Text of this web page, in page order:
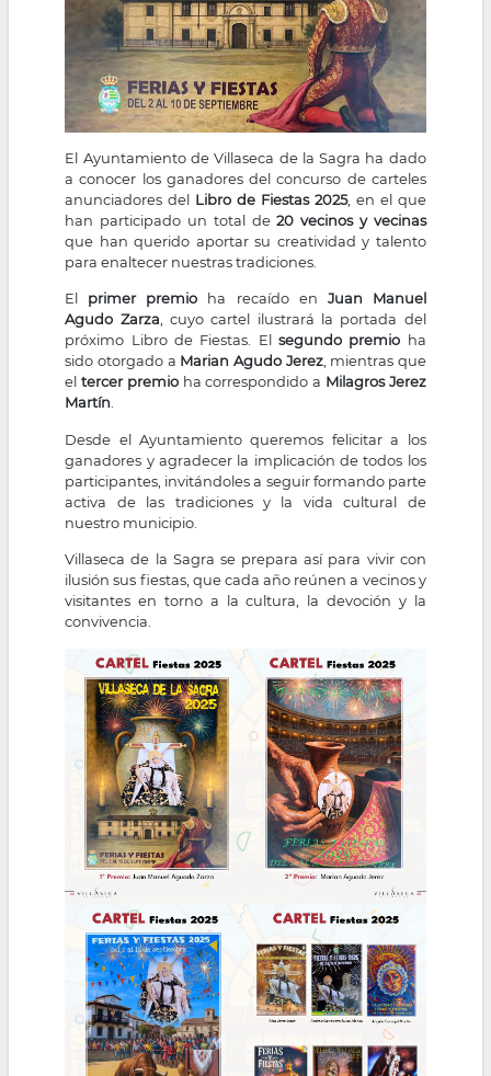
El Ayuntamiento de Villaseca de la Sagra ha dado
a conocer los ganadores del concurso de carteles
anunciadores del Libro de Fiestas 2025, en el que
han participado un total de20 vecinos y vecinas
que han querido aportar su creatividad y talento
para enaltecer nuestras tradiciones.
El primer premio ha recaído en Juan Manuel
Agudo Zarza, cuyo cartel ilustrará la portada del
próximo Libro de Fiestas. Elsegundo premio ha
sido otorgado a Marian Agudo Jerez, mientras que
el tercer premioha correspondido a Milagros Jerez
Martín.
Desde el Ayuntamiento queremos felicitar a los
ganadores y agradecer la implicación de todos los
participantes, invitándoles a seguir formando parte
activa de las tradiciones y la vida cultural de
nuestro municipio.
Villaseca de la Sagra se prepara así para vivir con
ilusión sus fiestas, que cada año reúnen a vecinos y
visitantes en torno a la cultura, la devoción y la
convivencia.